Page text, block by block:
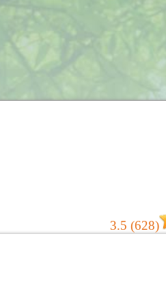
3.5 (628)